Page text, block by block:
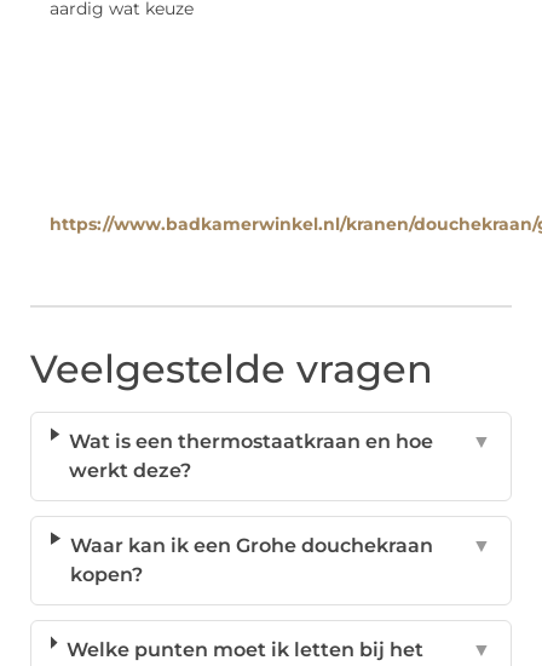
aardig wat keuze
https://www.badkamerwinkel.nl/kranen/douchekraan/
Veelgestelde vragen
Wat is een thermostaatkraan en hoe
werkt deze?
▼
Waar kan ik een Grohe douchekraan
kopen?
▼
Welke punten moet ik letten bij het
▼